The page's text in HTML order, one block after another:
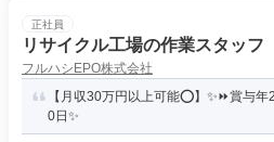
正社員
リサイクル工場の作業スタッフ
フルハシEPO株式会社
【月収30万円以上可能⭕】✨⏩賞与
0日✨